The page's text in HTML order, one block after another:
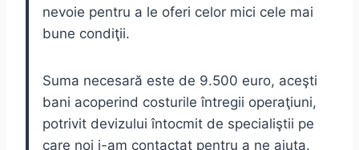
nevoie pentru a le oferi celor mici cele mai
bune condiţii.
Suma necesară este de 9.500 euro, aceşti
bani acoperind costurile întregii operaţiuni,
potrivit devizului întocmit de specialiştii pe
care noi i-am contactat pentru a ne ajuta.